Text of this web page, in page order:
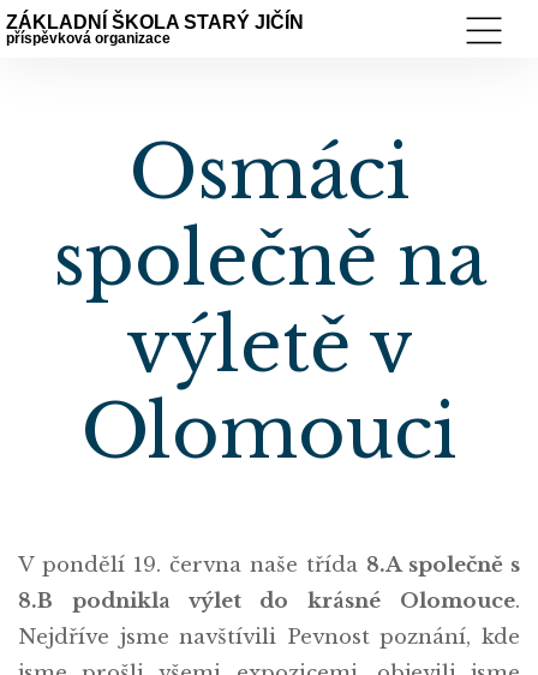
ZÁKLADNÍ ŠKOLA STARÝ JIČÍN
příspěvková organizace
Osmáci
společně na
výletě v
Olomouci
V pondělí 19. června naše třída 8.A společně s
8.B podnikla výlet do krásné Olomouce.
Nejdříve jsme navštívili Pevnost poznání, kde